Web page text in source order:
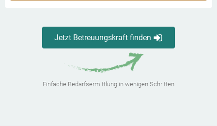
Jetzt Betreuungskraft finden
Einfache Bedarfsermittlung in wenigen Schritten